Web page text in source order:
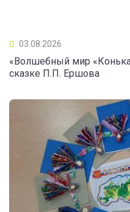
03.08.2026
«Волшебный мир
сказке П.П. Ершова